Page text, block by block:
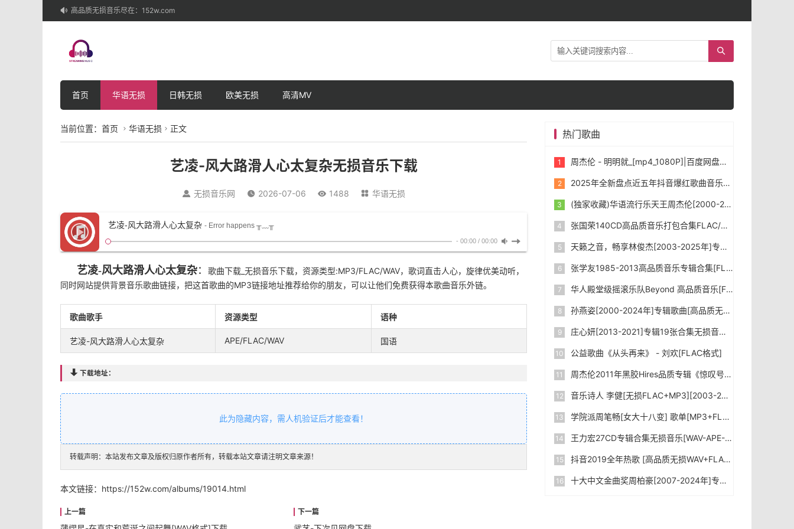
 高品质无损音乐尽在：152w.com
首页 华语无损 日韩无损 欧美无损 高清MV
当前位置： 首页  华语无损  正文
艺凌-风大路滑人心太复杂无损音乐下载
 无损音乐网  2026-07-06  1488  华语无损
艺凌-风大路滑人心太复杂 - Error happens ╥﹏╥
- 00:00 / 00:00
艺凌-风大路滑人心太复杂： 歌曲下载_无损音乐下载，资源类型:MP3/FLAC/WAV，歌词直击人心，旋律优美动听，
同时网站提供背景音乐歌曲链接，把这首歌曲的MP3链接地址推荐给你的朋友，可以让他们免费获得本歌曲音乐外链。
歌曲歌手 资源类型 语种
艺凌-风大路滑人心太复杂 APE/FLAC/WAV 国语
 下载地址：
此为隐藏内容，需人机验证后才能查看！
转载声明：本站发布文章及版权归原作者所有，转载本站文章请注明文章来源！
本文链接： https://152w.com/albums/19014.html
热门歌曲
周杰伦 - 明明就_[mp4_1080P]|百度网盘下载
2025年全新盘点近五年抖音爆红歌曲音乐共1431首，首首令人如痴如醉。
(独家收藏)华语流行乐天王周杰伦[2000-2025年]所有专辑音乐[无损FLAC/WAV/MP3]合集下载
张国荣140CD高品质音乐打包合集FLAC/WAV/MP3]下载
天籁之音，畅享林俊杰[2003-2025年]专辑打包合集 [无损FLAC/WAV/MP3] 下载
张学友1985-2013高品质音乐专辑合集[FLAC/WAV/MP3]下载
华人殿堂级摇滚乐队Beyond 高品质音乐[FLAC+MP3/Kbps]合集_下载
孙燕姿[2000-2024年]专辑歌曲[高品质无损FLAC+MP3-320kbps]合集下载
庄心妍[2013-2021]专辑19张合集无损音乐WAV格式网盘下载|百度网盘
公益歌曲《从头再来》 - 刘欢[FLAC格式]
周杰伦2011年黑胶Hires品质专辑《惊叹号》[WAV格式]无损音乐下载|百度网盘
音乐诗人 李健[无损FLAC+MP3][2003-2024]专辑合集 下载
学院派周笔畅[女大十八变] 歌单[MP3+FLAC格式]无损音乐下载|百度网盘
王力宏27CD专辑合集无损音乐[WAV-APE-FLAC]网盘下载|百度网盘
抖音2019全年热歌 [高品质无损WAV+FLAC+MP3-320kbps+MV] 2000+首大合集 网盘下载|百度网盘
十大中文金曲奖周柏豪[2007-2024年]专辑音乐合集[FLAC格式+MP3-4.76GB]无损音乐下载|百度网盘